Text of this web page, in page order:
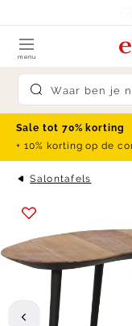
Submit search
menu
Sale tot 70% korting
+ 10% korting op de
Salontafels